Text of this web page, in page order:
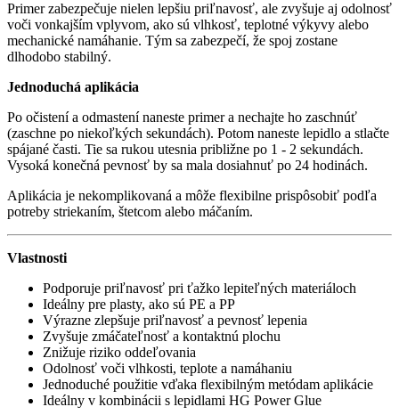
Primer zabezpečuje nielen lepšiu priľnavosť, ale zvyšuje aj odolnosť
voči vonkajším vplyvom, ako sú vlhkosť, teplotné výkyvy alebo
mechanické namáhanie. Tým sa zabezpečí, že spoj zostane
dlhodobo stabilný.
Jednoduchá aplikácia
Po očistení a odmastení naneste primer a nechajte ho zaschnúť
(zaschne po niekoľkých sekundách). Potom naneste lepidlo a stlačte
spájané časti. Tie sa rukou utesnia približne po 1 - 2 sekundách.
Vysoká konečná pevnosť by sa mala dosiahnuť po 24 hodinách.
Aplikácia je nekomplikovaná a môže flexibilne prispôsobiť podľa
potreby striekaním, štetcom alebo máčaním.
Vlastnosti
Podporuje priľnavosť pri ťažko lepiteľných materiáloch
Ideálny pre plasty, ako sú PE a PP
Výrazne zlepšuje priľnavosť a pevnosť lepenia
Zvyšuje zmáčateľnosť a kontaktnú plochu
Znižuje riziko oddeľovania
Odolnosť voči vlhkosti, teplote a namáhaniu
Jednoduché použitie vďaka flexibilným metódam aplikácie
Ideálny v kombinácii s lepidlami HG Power Glue